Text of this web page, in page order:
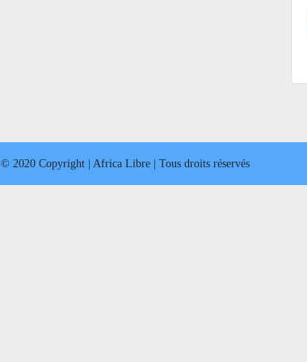
© 2020 Copyright | Africa Libre | Tous droits réservés